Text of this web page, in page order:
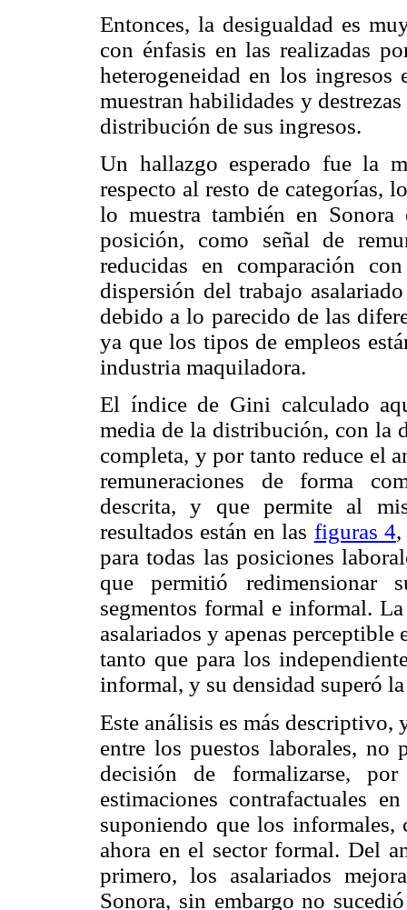
Entonces, la desigualdad es
con énfasis en las realizadas
heterogeneidad en los
muestran habilidades y
distribución de sus ingresos.
Un hallazgo esperado fue la
respecto al resto de categorías,
lo muestra también en
posición, como señal de
reducidas en comparación
dispersión del trabajo
debido a lo parecido de las
ya que los tipos de empleos
industria maquiladora.
El índice de Gini calculado
media de la distribución, con la
completa, y por tanto reduce el
remuneraciones de forma
descrita, y que permite al
resultados están en las figuras 4,
para todas las posiciones
que permitió redimensionar
segmentos formal e informal.
asalariados y apenas perceptible
tanto que para los
informal, y su densidad superó
Este análisis es más
entre los puestos laborales, no
decisión de formalizarse,
estimaciones contrafactuales
suponiendo que los informales,
ahora en el sector formal. Del
primero, los asalariados
Sonora, sin embargo no